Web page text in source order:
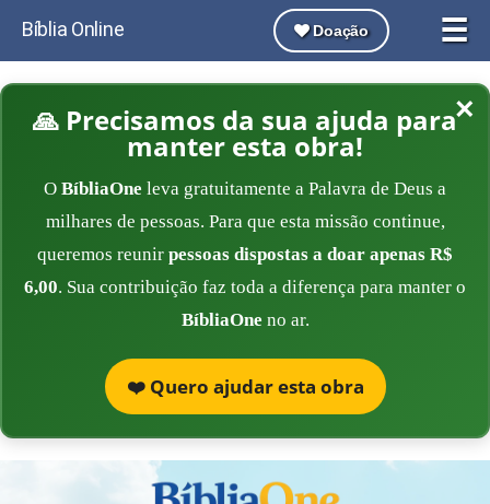
☰
Bíblia Online Doação
×
🙏 Precisamos da sua ajuda para
manter esta obra!
O BíbliaOne leva gratuitamente a Palavra de Deus a
milhares de pessoas. Para que esta missão continue,
queremos reunir pessoas dispostas a doar apenas R$
6,00. Sua contribuição faz toda a diferença para manter o
BíbliaOne no ar.
❤️ Quero ajudar esta obra